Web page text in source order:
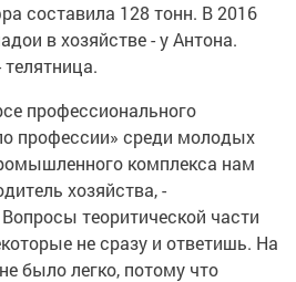
составила 128 тонн. В 2016
в хозяйстве - у Антона.
профессионального
профессии» среди молодых
комплекса нам
хозяйства, -
теоритической части
не сразу и ответишь. На
было легко, потому что